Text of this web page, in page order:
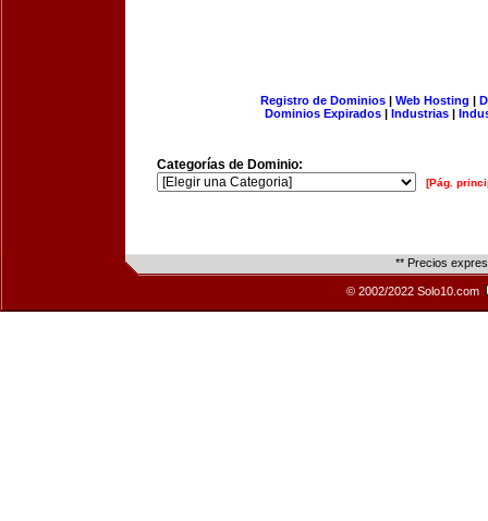
Registro de Dominios| Web Hosting |
Dominios Expirados | Industrias |
Categorías de Dominio:
[Pág.
** Precios
© 2002/2022 Solo10.com